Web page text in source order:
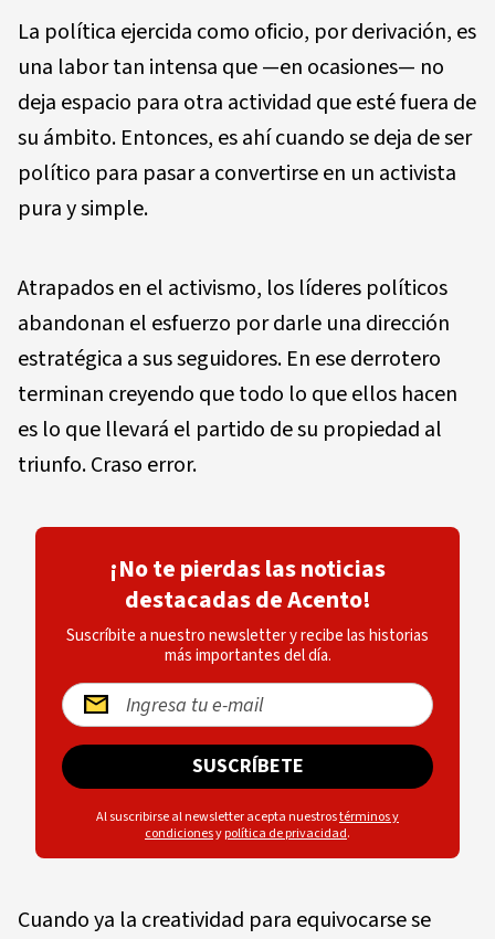
La política ejercida como oficio, por derivación, es
una labor tan intensa que —en ocasiones— no
deja espacio para otra actividad que esté fuera de
su ámbito. Entonces, es ahí cuando se deja de ser
político para pasar a convertirse en un activista
pura y simple.
Atrapados en el activismo, los líderes políticos
abandonan el esfuerzo por darle una dirección
estratégica a sus seguidores. En ese derrotero
terminan creyendo que todo lo que ellos hacen
es lo que llevará el partido de su propiedad al
triunfo. Craso error.
¡No te pierdas las noticias
destacadas de Acento!
Suscríbite a nuestro newsletter y recibe las historias
más importantes del día.
SUSCRÍBETE
Al suscribirse al newsletter acepta nuestrostérminos y
condicionesypolítica de privacidad.
Cuando ya la creatividad para equivocarse se